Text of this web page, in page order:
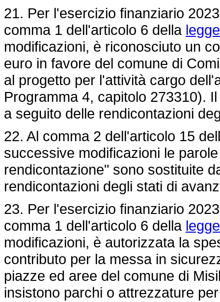
21. Per l'esercizio finanziario
comma 1 dell'articolo 6 della
modificazioni, è riconosciuto un
euro in favore del comune di
al progetto per l'attività cargo
Programma 4, capitolo 273310).
a seguito delle rendicontazioni
22. Al comma 2 dell'articolo 15
successive modificazioni le
rendicontazione" sono sostituite
rendicontazioni degli stati di
23. Per l'esercizio finanziario
comma 1 dell'articolo 6 della
modificazioni, è autorizzata la
contributo per la messa in
piazze ed aree del comune di
insistono parchi o attrezzature